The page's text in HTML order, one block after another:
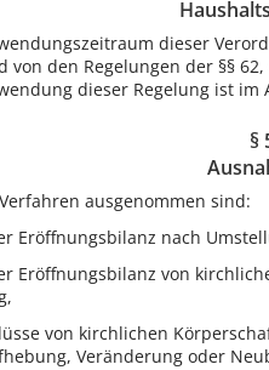
dieser
von den Regelungen der §§ 62,
dieser Regelung ist
§
ausgenommen sind:
Eröffnungsbilanz nach
Eröffnungsbilanz von
von kirchlichen
Veränderung oder